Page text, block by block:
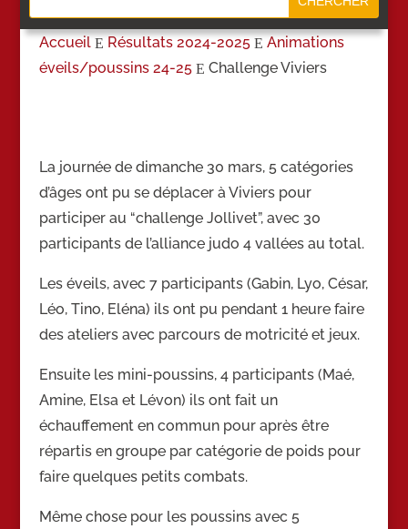
Accueil E Résultats 2024-2025 E Animations
éveils/poussins 24-25 E Challenge Viviers
La journée de dimanche 30 mars, 5 catégories
d’âges ont pu se déplacer à Viviers pour
participer au “challenge Jollivet”, avec 30
participants de l’alliance judo 4 vallées au total.
Les éveils, avec 7 participants (Gabin, Lyo, César,
Léo, Tino, Eléna) ils ont pu pendant 1 heure faire
des ateliers avec parcours de motricité et jeux.
Ensuite les mini-poussins, 4 participants (Maé,
Amine, Elsa et Lévon) ils ont fait un
échauffement en commun pour après être
répartis en groupe par catégorie de poids pour
faire quelques petits combats.
Même chose pour les poussins avec 5